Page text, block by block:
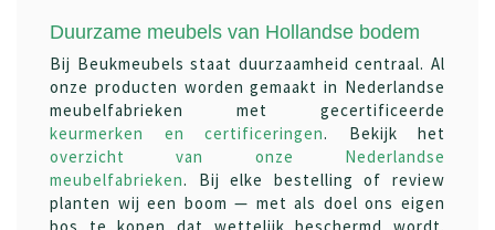
Duurzame meubels van Hollandse bodem
Bij Beukmeubels staat duurzaamheid centraal. Al
onze producten worden gemaakt in Nederlandse
meubelfabrieken met gecertificeerde
keurmerken en certificeringen. Bekijk het
overzicht van onze Nederlandse
meubelfabrieken. Bij elke bestelling of review
planten wij een boom — met als doel ons eigen
bos te kopen dat wettelijk beschermd wordt.